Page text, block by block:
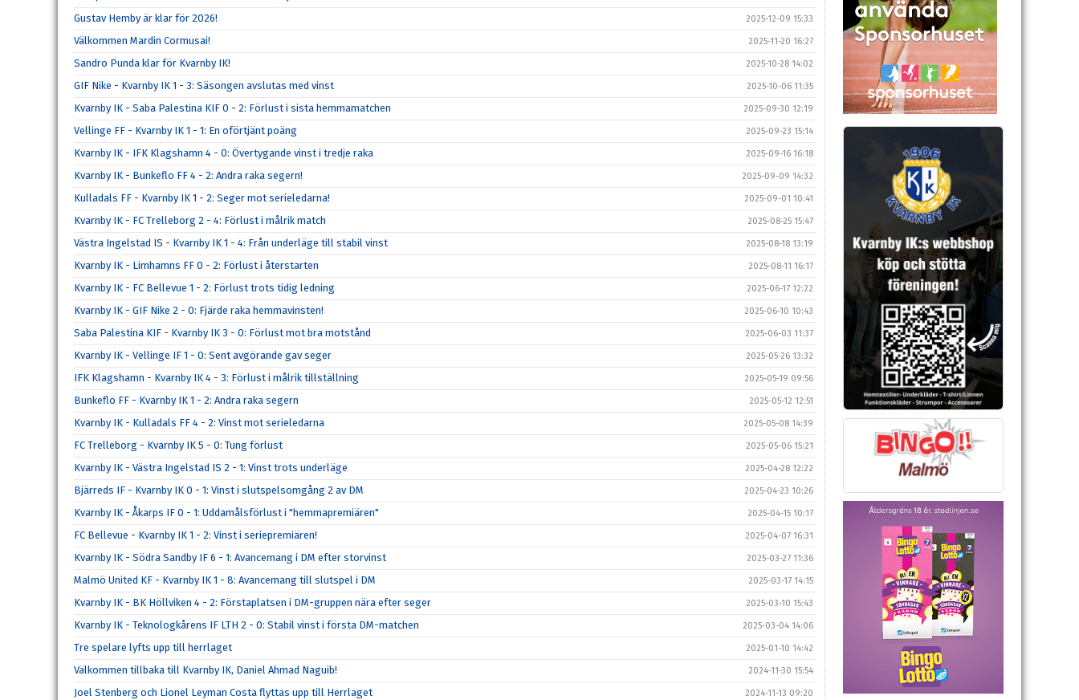
Gustav Hemby är klar för 2026! 2025-12-09 15:33
Välkommen Mardin Cormusai! 2025-11-20 16:27
Sandro Punda klar för Kvarnby IK! 2025-10-28 14:02
GIF Nike - Kvarnby IK 1 - 3: Säsongen avslutas med vinst 2025-10-06 11:35
Kvarnby IK - Saba Palestina KIF 0 - 2: Förlust i sista hemmamatchen 2025-09-30 12:19
Vellinge FF - Kvarnby IK 1 - 1: En oförtjänt poäng 2025-09-23 15:14
Kvarnby IK - IFK Klagshamn 4 - 0: Övertygande vinst i tredje raka 2025-09-16 16:18
Kvarnby IK - Bunkeflo FF 4 - 2: Andra raka segern! 2025-09-09 14:32
Kulladals FF - Kvarnby IK 1 - 2: Seger mot serieledarna! 2025-09-01 10:41
Kvarnby IK - FC Trelleborg 2 - 4: Förlust i målrik match 2025-08-25 15:47
Västra Ingelstad IS - Kvarnby IK 1 - 4: Från underläge till stabil vinst 2025-08-18 13:19
Kvarnby IK - Limhamns FF 0 - 2: Förlust i återstarten 2025-08-11 16:17
Kvarnby IK - FC Bellevue 1 - 2: Förlust trots tidig ledning 2025-06-17 12:22
Kvarnby IK - GIF Nike 2 - 0: Fjärde raka hemmavinsten! 2025-06-10 10:43
Saba Palestina KIF - Kvarnby IK 3 - 0: Förlust mot bra motstånd 2025-06-03 11:37
Kvarnby IK - Vellinge IF 1 - 0: Sent avgörande gav seger 2025-05-26 13:32
IFK Klagshamn - Kvarnby IK 4 - 3: Förlust i målrik tillställning 2025-05-19 09:56
Bunkeflo FF - Kvarnby IK 1 - 2: Andra raka segern 2025-05-12 12:51
Kvarnby IK - Kulladals FF 4 - 2: Vinst mot serieledarna 2025-05-08 14:39
FC Trelleborg - Kvarnby IK 5 - 0: Tung förlust 2025-05-06 15:21
Kvarnby IK - Västra Ingelstad IS 2 - 1: Vinst trots underläge 2025-04-28 12:22
Bjärreds IF - Kvarnby IK 0 - 1: Vinst i slutspelsomgång 2 av DM 2025-04-23 10:26
Kvarnby IK - Åkarps IF 0 - 1: Uddamålsförlust i "hemmapremiären" 2025-04-15 10:17
FC Bellevue - Kvarnby IK 1 - 2: Vinst i seriepremiären! 2025-04-07 16:31
Kvarnby IK - Södra Sandby IF 6 - 1: Avancemang i DM efter storvinst 2025-03-27 11:36
Malmö United KF - Kvarnby IK 1 - 8: Avancemang till slutspel i DM 2025-03-17 14:15
Kvarnby IK - BK Höllviken 4 - 2: Förstaplatsen i DM-gruppen nära efter seger 2025-03-10 15:43
Kvarnby IK - Teknologkårens IF LTH 2 - 0: Stabil vinst i första DM-matchen 2025-03-04 14:06
Tre spelare lyfts upp till herrlaget 2025-01-10 14:42
Välkommen tillbaka till Kvarnby IK, Daniel Ahmad Naguib! 2024-11-30 15:54
Joel Stenberg och Lionel Leyman Costa flyttas upp till Herrlaget 2024-11-13 09:20